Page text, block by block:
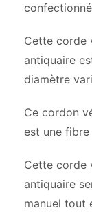
Cette corde
antiquaire
diamètre
Ce cordon
est une fibre
Cette corde
antiquaire
manuel tout